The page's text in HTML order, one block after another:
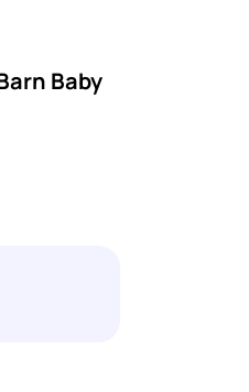
Baby